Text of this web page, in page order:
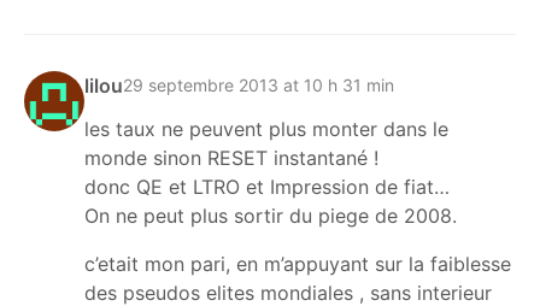
lilou29 septembre 2013 at 10 h 31 min
les taux ne peuvent plus monter dans le
monde sinon RESET instantané !
donc QE et LTRO et Impression de fiat…
On ne peut plus sortir du piege de 2008.
c’etait mon pari, en m’appuyant sur la faiblesse
des pseudos elites mondiales , sans interieur